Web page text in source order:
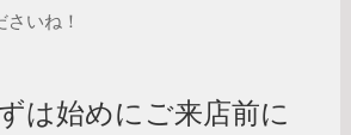
いね！
は始めにご来店前に